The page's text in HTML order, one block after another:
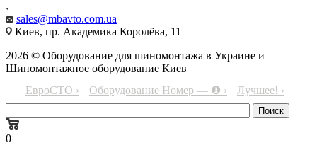
sales@mbavto.com.ua
Киев, пр. Академика Королёва, 11
2026 © Оборудование для шиномонтажа в Украине и
Шиномонтажное оборудование Киев
ЕвроСТО ›
Оборудование Номер — ❶ › Лучшее! ›
0